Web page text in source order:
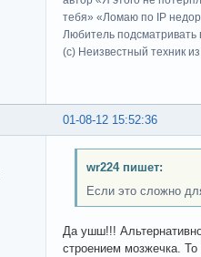
тебя» «Ломаю по IP
Любитель подсматривать
(c) Неизвестный техник
01-08-12 15:52:36
wr224 пишет:
Если это сложно
Да ушш!!!
строением мозжечка.